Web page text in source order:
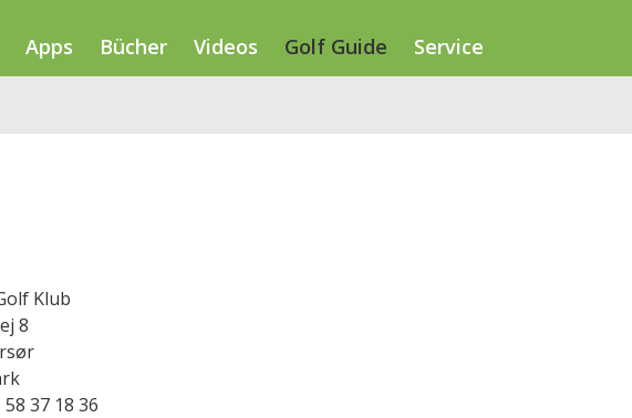
Apps Bücher Videos Golf Guide Service
Klub
8
58 37 18 36